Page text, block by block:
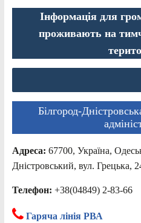
Інформація для
проживають на
Білгород-
Адреса: 67700, Україна,
Дністровський, вул. Грецька,
Телефон: +38(04849) 2-83-66
Гаряча лінія РВА